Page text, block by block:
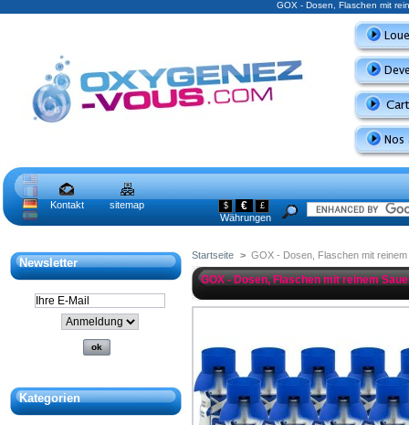
GOX - Dosen, Flaschen mit
Kontakt sitemap $ € £
Währungen
Newsletter
Kategorien
Startseite > GOX - Dosen, Flaschen mit
GOX - Dosen, Flaschen mit reinem